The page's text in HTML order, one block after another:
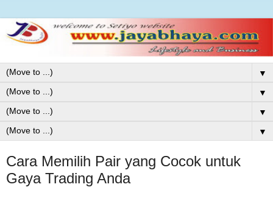
▼
▼
▼
▼
Cara Memilih Pair yang Cocok untuk
Gaya Trading Anda